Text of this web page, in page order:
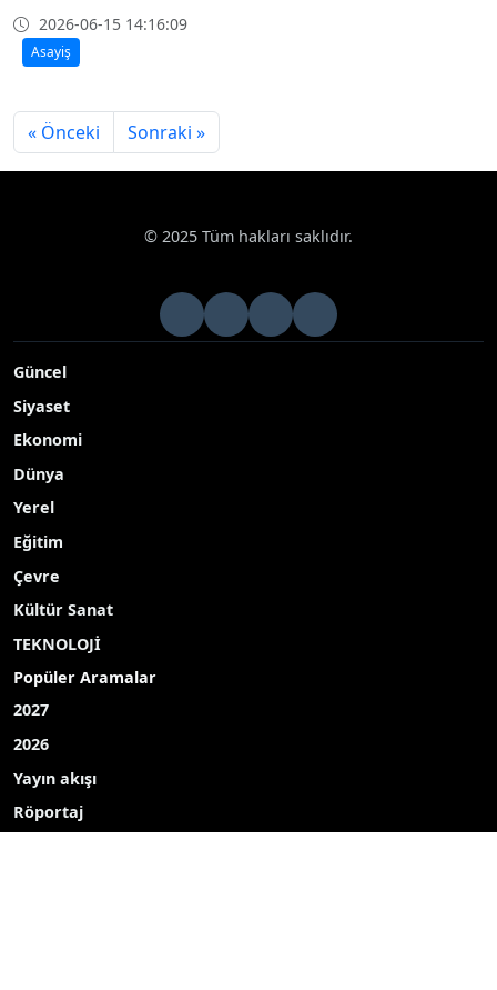
2026-06-15 14:16:09
Asayiş
« Önceki Sonraki »
© 2025 Tüm hakları saklıdır.
Güncel
Siyaset
Ekonomi
Dünya
Yerel
Eğitim
Çevre
Kültür Sanat
TEKNOLOJİ
Popüler Aramalar
2027
2026
Yayın akışı
Röportaj